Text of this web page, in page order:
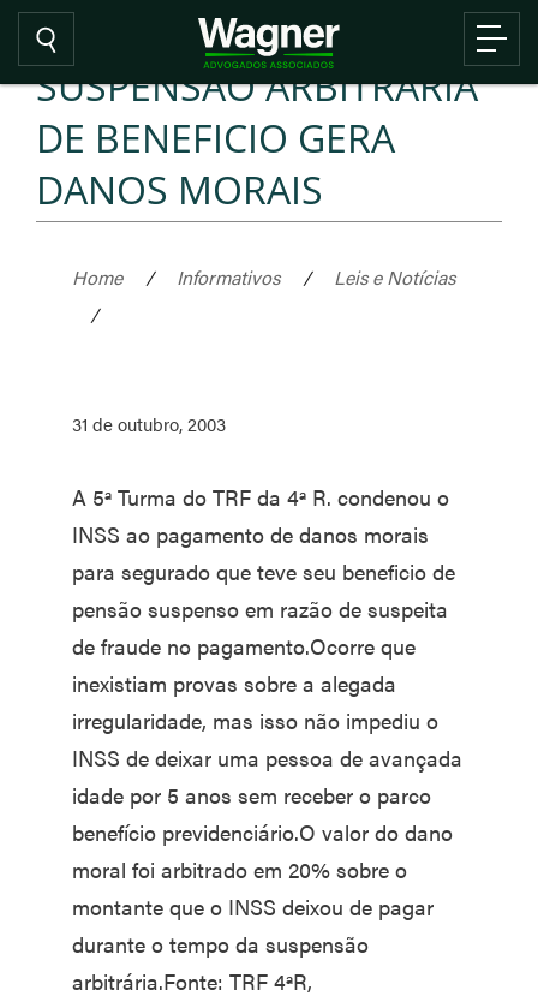
SUSPENSÃO ARBITRARIA
DE BENEFICIO GERA
DANOS MORAIS
Home / Informativos /
Leis e Notícias
/
31 de outubro, 2003
A 5ª Turma do TRF da 4ª R. condenou o
INSS ao pagamento de danos morais
para segurado que teve seu beneficio de
pensão suspenso em razão de suspeita
de fraude no pagamento.Ocorre que
inexistiam provas sobre a alegada
irregularidade, mas isso não impediu o
INSS de deixar uma pessoa de avançada
idade por 5 anos sem receber o parco
benefício previdenciário.O valor do dano
moral foi arbitrado em 20% sobre o
montante que o INSS deixou de pagar
durante o tempo da suspensão
arbitrária.Fonte: TRF 4ªR,